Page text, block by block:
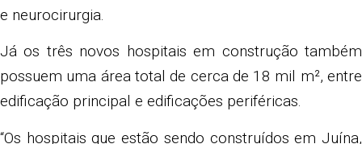
e neurocirurgia.
Já os três novos hospitais em construção também
possuem uma área total de cerca de 18 mil m², entre
edificação principal e edificações periféricas.
“Os hospitais que estão sendo construídos em Juína,